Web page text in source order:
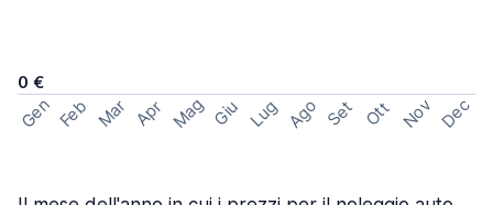
0 €
Gen Feb Mar Apr Mag Giu Lug Ago Set Ott Nov Dec